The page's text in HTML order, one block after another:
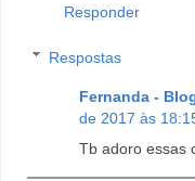
Responder
Respostas
Fernanda -
de 2017 às
Tb adoro essas